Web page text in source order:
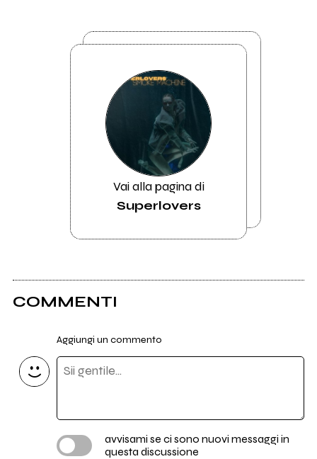
Vai alla pagina di
Superlovers
COMMENTI
Aggiungi un commento
avvisami se ci sono nuovi messaggi in
questa discussione